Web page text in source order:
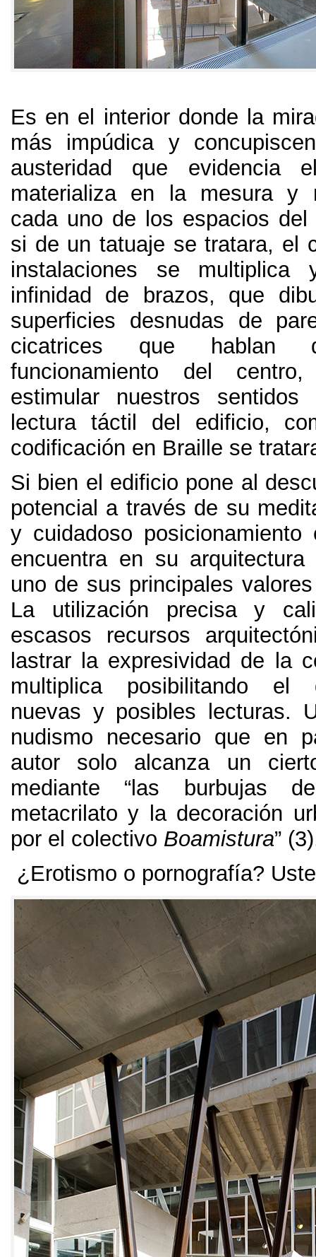
Es en el interior donde la
más impúdica y
austeridad que evidencia
materializa en la mesura y
cada uno de los espacios del
si de un tatuaje se tratara, el
instalaciones se multiplica
infinidad de brazos, que
superficies desnudas de
cicatrices que
funcionamiento del
estimular nuestros sentidos
lectura táctil del edificio,
codificación en Braille se
Si bien el edificio pone al
potencial a través de su
y cuidadoso
encuentra en su arquitectura
uno de sus principales
La utilización precisa y
escasos recursos
lastrar la expresividad de la
multiplica posibilitando el
nuevas y posibles lecturas.
nudismo necesario que en
autor solo alcanza un
mediante “las burbujas
metacrilato y la decoración
por el colectivo Boamistura”
¿Erotismo o pornografía?